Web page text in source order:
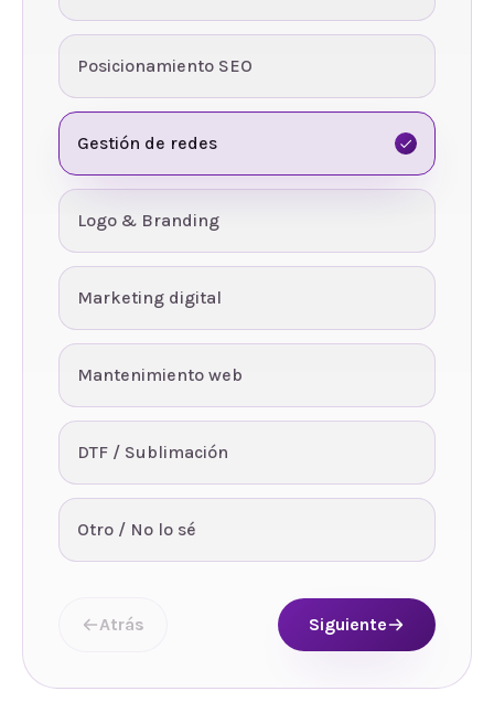
Posicionamiento SEO
Gestión de redes
Logo & Branding
Marketing digital
Mantenimiento web
DTF / Sublimación
Otro / No lo sé
Atrás Siguiente